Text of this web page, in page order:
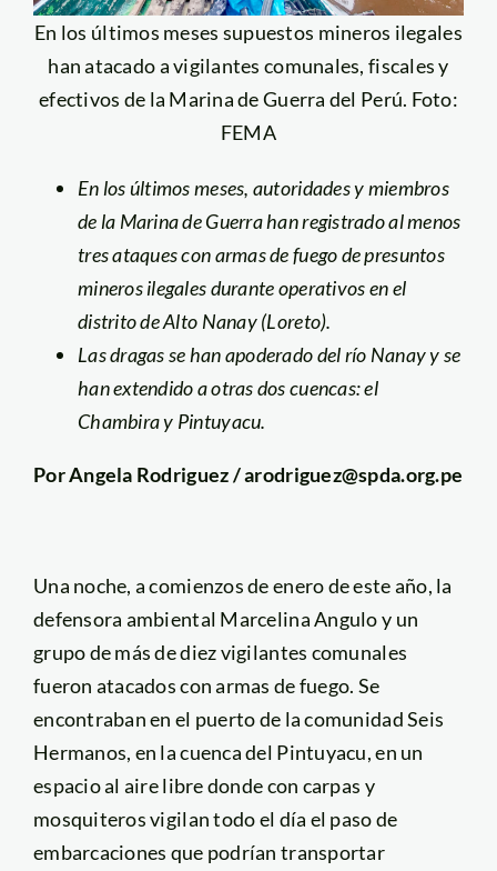
En los últimos meses supuestos mineros ilegales
han atacado a vigilantes comunales, fiscales y
efectivos de la Marina de Guerra del Perú. Foto:
FEMA
En los últimos meses, autoridades y miembros
de la Marina de Guerra han registrado al menos
tres ataques con armas de fuego de presuntos
mineros ilegales durante operativos en el
distrito de Alto Nanay (Loreto).
Las dragas se han apoderado del río Nanay y se
han extendido a otras dos cuencas: el
Chambira y Pintuyacu.
Por Angela Rodriguez / arodriguez@spda.org.pe
Una noche, a comienzos de enero de este año, la
defensora ambiental Marcelina Angulo y un
grupo de más de diez vigilantes comunales
fueron atacados con armas de fuego. Se
encontraban en el puerto de la comunidad Seis
Hermanos, en la cuenca del Pintuyacu, en un
espacio al aire libre donde con carpas y
mosquiteros vigilan todo el día el paso de
embarcaciones que podrían transportar